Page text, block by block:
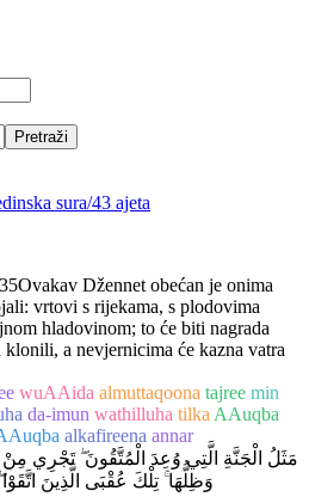
Pretraži
sura/43 ajeta
Ovakav Džennet obećan je onima
vrtovi s rijekama, s plodovima
hladovinom; to će biti nagrada
a nevjernicima će kazna vatra
wuAAida almuttaqoona tajree min
da-imun wathilluha tilka AAuqba
alkafireena annar
مَثَلُ الْجَنَّةِ الَّتِي وُعِدَ الْمُتَّقُونَ ۖ تَجْرِي مِنْ
وَظِلُّهَا ۚ تِلْكَ عُقْبَى الَّذِينَ